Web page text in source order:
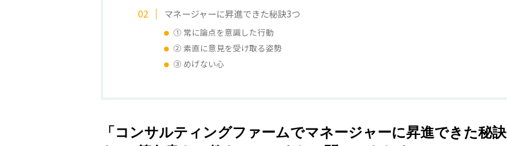
マネージャーに昇進できた秘訣3つ
① 常に論点を意識した行動
② 素直に意見を受け取る姿勢
③ めげない心
「コンサルティングファームでマネージャーに昇進できた秘訣